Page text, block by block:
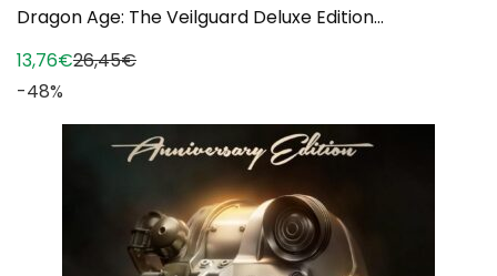
Dragon Age: The Veilguard Deluxe Edition...
13,76€26,45€
-48%